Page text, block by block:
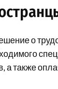
о
а также